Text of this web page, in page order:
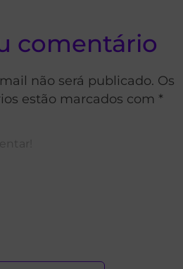
comentário
não será publicado. Os
estão marcados com *